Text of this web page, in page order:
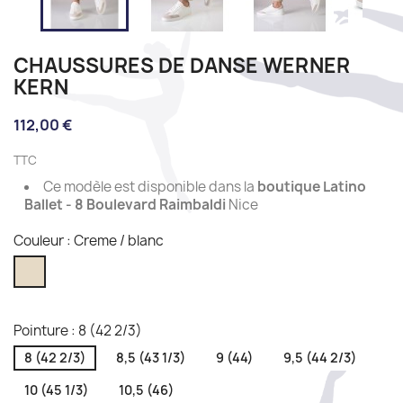
CHAUSSURES DE DANSE WERNER
KERN
112,00 €
TTC
Ce modèle est disponible dans la boutique Latino
Ballet - 8 Boulevard Raimbaldi Nice
Couleur : Creme / blanc
/
Pointure : 8 (42 2/3)
8 (42 2/3) 8,5 (43 1/3) 9 (44)
9,5 (44 2/3)
10 (45 1/3)
10,5 (46)